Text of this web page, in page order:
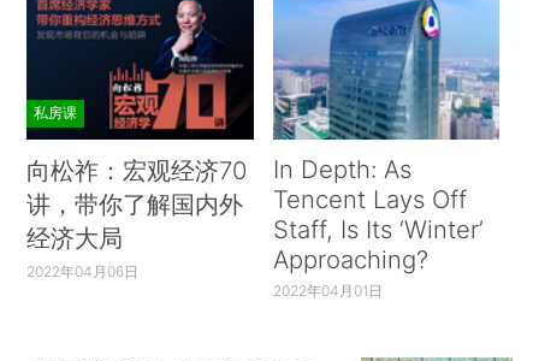
私房课
向松祚：宏观经济70
讲，带你了解国内外
经济大局
2022年04月06日
In Depth: As
Tencent Lays Off
Staff, Is Its ‘Winter’
Approaching?
2022年04月01日